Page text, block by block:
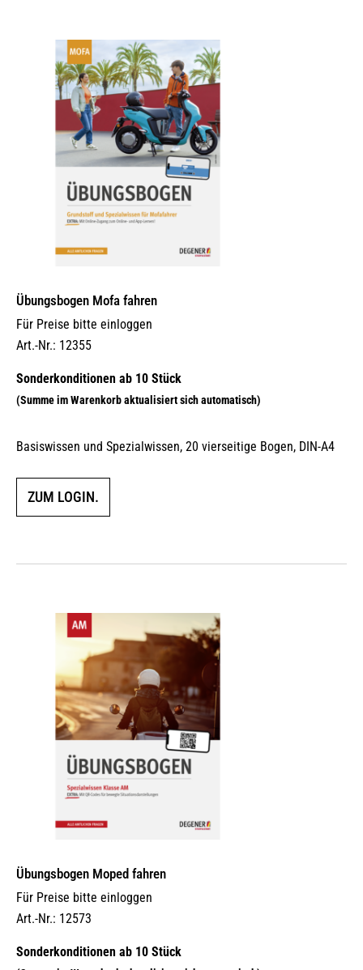
Übungsbogen Mofa fahren
Für Preise bitte einloggen
Art.-Nr.: 12355
Basiswissen und Spezialwissen, 20 vierseitige Bogen, DIN-A4
ZUM LOGIN.
Übungsbogen Moped fahren
Für Preise bitte einloggen
Art.-Nr.: 12573